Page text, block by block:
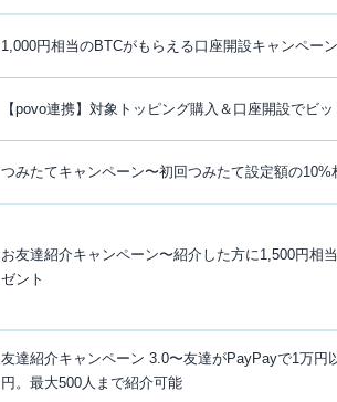
1,000円相当のBTCがもらえる口座開設キャンペーン
【povo連携】対象トッピング購入＆口座開設でビ
つみたてキャンペーン〜初回つみたて設定額の
お友達紹介キャンペーン〜紹介した方に1,500円相
ゼント
友達紹介キャンペーン 3.0〜友達がPayPayで1万
円。最大500人まで紹介可能